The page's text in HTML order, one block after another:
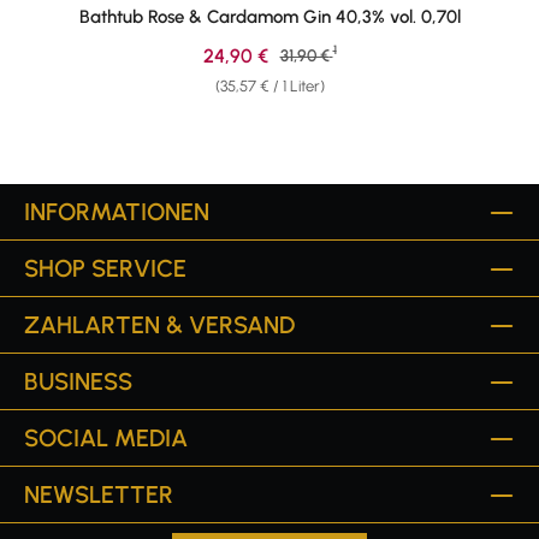
Bathtub Rose & Cardamom Gin 40,3% vol. 0,70l
(35,57 € / 1 Liter)
Verkaufspreis:
24,90 € Regulärer Preis:
31,90 € 1
INFORMATIONEN
SHOP SERVICE
ZAHLARTEN & VERSAND
BUSINESS
SOCIAL MEDIA
NEWSLETTER